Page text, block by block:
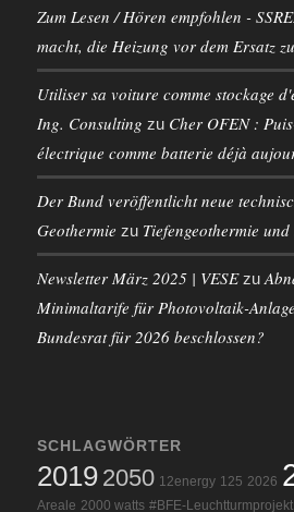
Zum Lesen / Hören empfohlen -
macht, die Heizung vor dem Ersatz
Utiliser sa voiture comme stockage
Ing. Consulting zu Cher OFEN :
électrique comme batterie déjà
Der Bund veröffentlicht neue
Geothermie zu Tiefengeothermie
Newsletter März 2025 | VESEzu
Minimaltarife für Photovoltaik-
Bundesrat für 2026 beschlossen?
SCHLAGWÖRTER
2019 2050 12energy 125 2026
Areale 2000 watts #BFE-